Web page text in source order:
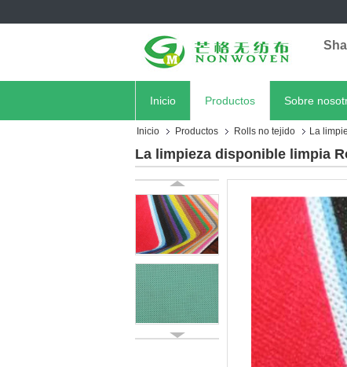
Inicio Productos Sobre
Inicio Productos Rolls no tejido La
La limpieza disponible limpia